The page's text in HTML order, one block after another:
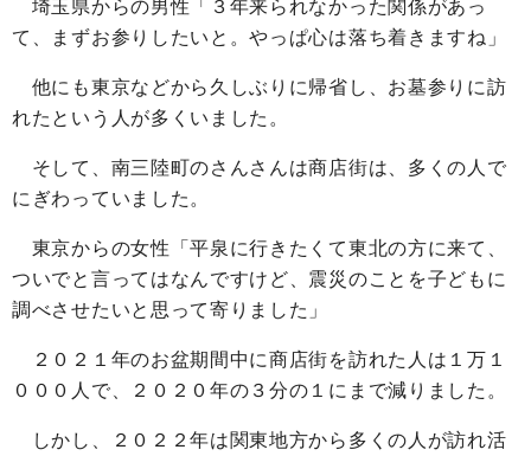
埼玉県からの男性「３年来られなかった関係があっ
て、まずお参りしたいと。やっぱ心は落ち着きますね」
他にも東京などから久しぶりに帰省し、お墓参りに訪
れたという人が多くいました。
そして、南三陸町のさんさんは商店街は、多くの人で
にぎわっていました。
東京からの女性「平泉に行きたくて東北の方に来て、
ついでと言ってはなんですけど、震災のことを子どもに
調べさせたいと思って寄りました」
２０２１年のお盆期間中に商店街を訪れた人は１万１
０００人で、２０２０年の３分の１にまで減りました。
しかし、２０２２年は関東地方から多くの人が訪れ活